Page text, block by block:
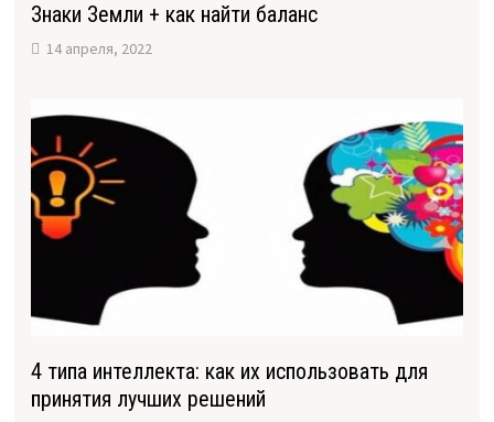
Знаки Земли + как найти баланс
14 апреля, 2022
4 типа интеллекта: как их использовать для
принятия лучших решений